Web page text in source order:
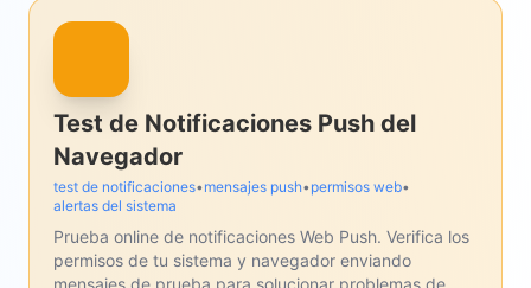
Test de Notificaciones Push del
Navegador
test de notificaciones•mensajes push•permisos web•
alertas del sistema
Prueba online de notificaciones Web Push. Verifica los
permisos de tu sistema y navegador enviando
mensajes de prueba para solucionar problemas de